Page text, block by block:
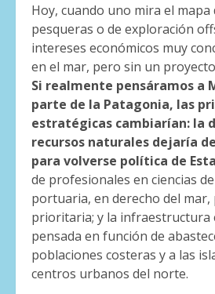
Hoy, cuando uno mira el mapa
pesqueras o de exploración
intereses económicos muy
en el mar, pero sin un
Si realmente pensáramos a
parte de la Patagonia, las
estratégicas cambiarían: la
recursos naturales dejaría
para volverse política de
de profesionales en ciencias
portuaria, en derecho del mar,
prioritaria; y la infraestructura
pensada en función de
poblaciones costeras y a las
centros urbanos del norte.